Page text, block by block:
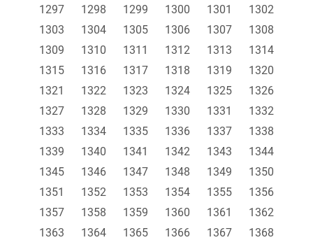
1297
1298 1299 1300 1301
1302
1303
1304 1305 1306 1307
1308
1309
1310 1311 1312 1313
1314
1315
1316 1317 1318 1319
1320
1321
1322 1323 1324 1325
1326
1327
1328 1329 1330 1331
1332
1333
1334 1335 1336 1337
1338
1339
1340 1341 1342 1343
1344
1345
1346 1347 1348 1349
1350
1351
1352 1353 1354 1355
1356
1357
1358 1359 1360 1361
1362
1363
1364 1365 1366 1367
1368